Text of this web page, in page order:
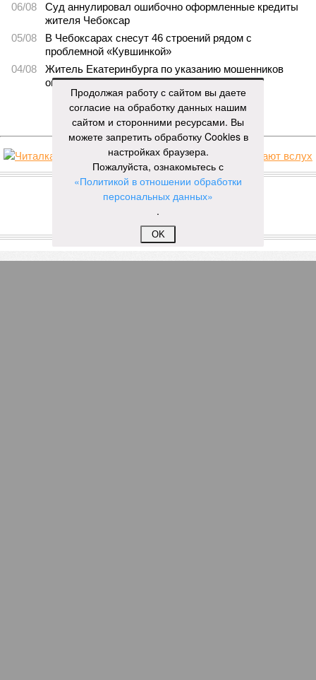
06/08
Суд аннулировал ошибочно оформленные кредиты
жителя Чебоксар
05/08
В Чебоксарах снесут 46 строений рядом с
проблемной «Кувшинкой»
04/08
Житель Екатеринбурга по указанию мошенников
ограбил квартиру в Чебоксарах
ЕЩЕ НОВОСТИ
НОВОСТИ ПАРТНЕРОВ
ЕЩЕ ИЗ РАЗДЕЛА «ОБЩЕСТВО»
Продолжая работу с сайтом вы даете
согласие на обработку данных нашим
сайтом и сторонними ресурсами. Вы
можете запретить обработку Cookies в
настройках браузера.
Пожалуйста, ознакомьтесь с
«Политикой в отношении обработки
персональных данных»
.
OK